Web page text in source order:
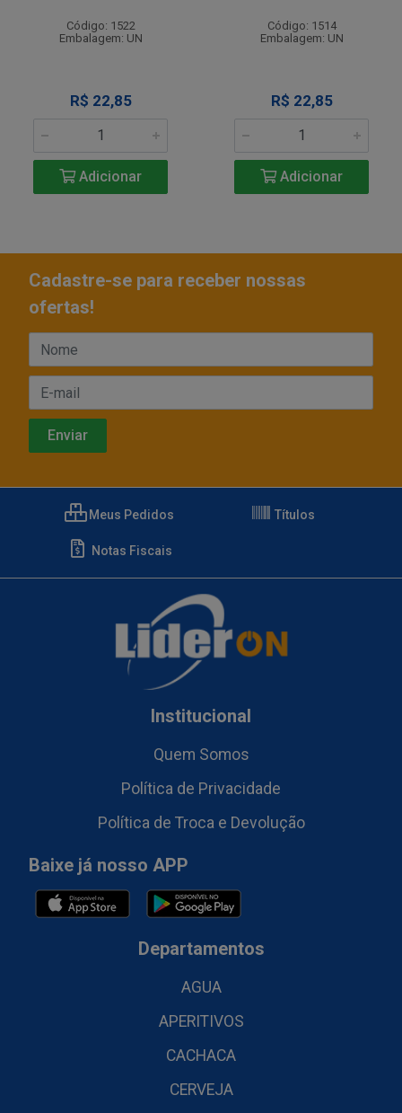
Código: 1522
Embalagem: UN
R$ 22,85
Adicionar
Código: 1514
Embalagem: UN
R$ 22,85
Adicionar
Cadastre-se para receber nossas
ofertas!
Meus Pedidos Títulos
Notas Fiscais
Institucional
Quem Somos
Política de Privacidade
Política de Troca e Devolução
Baixe já nosso APP
Departamentos
AGUA
APERITIVOS
CACHACA
CERVEJA